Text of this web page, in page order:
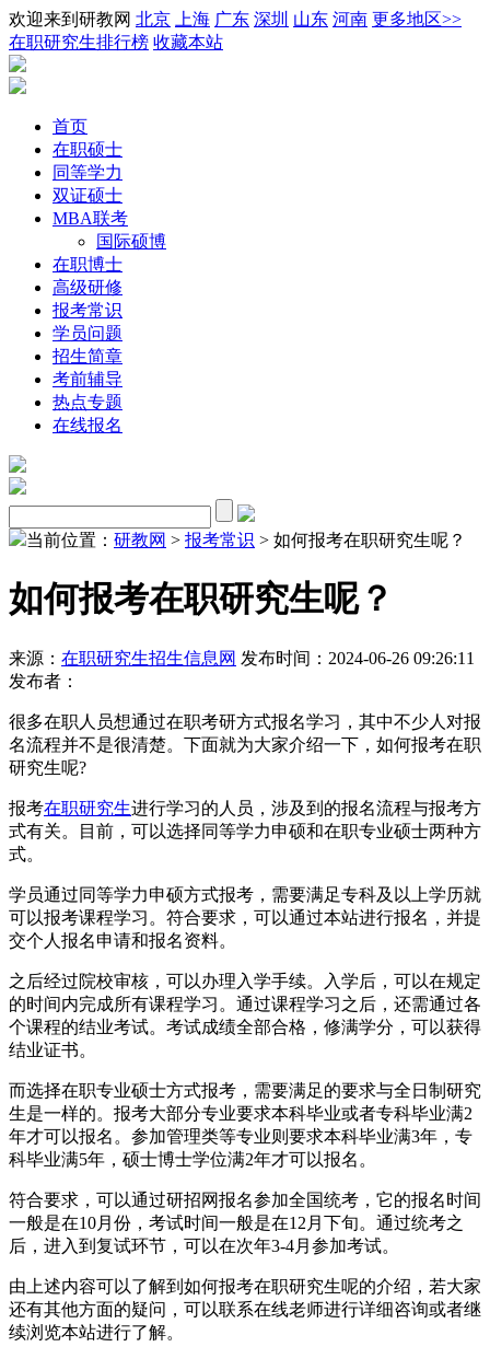
欢迎来到研教网 北京 上海 广东 深圳 山东 河南 更多地区>>
在职研究生排行榜 收藏本站
首页
在职硕士
同等学力
双证硕士
MBA联考
国际硕博
在职博士
高级研修
报考常识
学员问题
招生简章
考前辅导
热点专题
在线报名
当前位置： 研教网 > 报考常识 > 如何报考在职研究生呢？
如何报考在职研究生呢？
来源： 在职研究生招生信息网 发布时间：2024-06-26 09:26:11
发布者：
很多在职人员想通过在职考研方式报名学习，其中不少人对报
名流程并不是很清楚。下面就为大家介绍一下，如何报考在职
研究生呢?
报考在职研究生进行学习的人员，涉及到的报名流程与报考方
式有关。目前，可以选择同等学力申硕和在职专业硕士两种方
式。
学员通过同等学力申硕方式报考，需要满足专科及以上学历就
可以报考课程学习。符合要求，可以通过本站进行报名，并提
交个人报名申请和报名资料。
之后经过院校审核，可以办理入学手续。入学后，可以在规定
的时间内完成所有课程学习。通过课程学习之后，还需通过各
个课程的结业考试。考试成绩全部合格，修满学分，可以获得
结业证书。
而选择在职专业硕士方式报考，需要满足的要求与全日制研究
生是一样的。报考大部分专业要求本科毕业或者专科毕业满2
年才可以报名。参加管理类等专业则要求本科毕业满3年，专
科毕业满5年，硕士博士学位满2年才可以报名。
符合要求，可以通过研招网报名参加全国统考，它的报名时间
一般是在10月份，考试时间一般是在12月下旬。通过统考之
后，进入到复试环节，可以在次年3-4月参加考试。
由上述内容可以了解到如何报考在职研究生呢的介绍，若大家
还有其他方面的疑问，可以联系在线老师进行详细咨询或者继
续浏览本站进行了解。